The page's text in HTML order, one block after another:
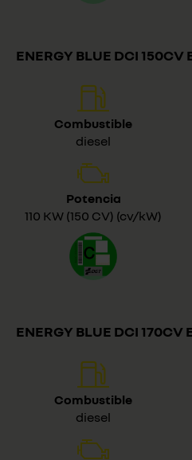
ENERGY BLUE DCI 150CV
Combustible
diesel
Potencia
110 KW (150 CV) (cv/kW)
ENERGY BLUE DCI 170CV
Combustible
diesel